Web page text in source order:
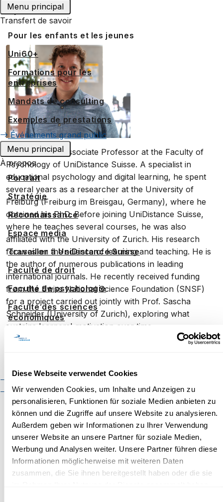
Diese Webseite verwendet Cookies
Wir verwenden Cookies, um Inhalte und Anzeigen zu
personalisieren, Funktionen für soziale Medien anbieten zu
können und die Zugriffe auf unsere Website zu analysieren.
Außerdem geben wir Informationen zu Ihrer Verwendung
unserer Website an unsere Partner für soziale Medien,
Werbung und Analysen weiter. Unsere Partner führen diese
Informationen möglicherweise mit weiteren Daten
zusammen, die Sie ihnen bereitgestellt haben oder die sie
Menu principal
Transfert de savoir
Pour les enfants et les jeunes
Uni60+
Formations pour les
entreprises
Mandats de consulting
Exemples de prestations
Événements grand public
Menu principal
À propos
Portrait
Stratégie
Reconnaissance
Espace media
Travailler à UniDistance Suisse
Faculté de droit
Faculté de psychologie
Faculté des sciences
économiques
Faculté d'histoire
Contact
Speaker
Tino Endres is Associate Professor at the Faculty of
Psychology of UniDistance Suisse. A specialist in
educational psychology and digital learning, he spent
several years as a researcher at the University of
Freiburg (Freiburg im Breisgau, Germany), where he
obtained his PhD. Before joining UniDistance Suisse,
where he teaches several courses, he was also
affiliated with the University of Zurich. His research
focuses on the science of learning and teaching. He is
the author of numerous publications in leading
international journals. He recently received funding
from the Swiss National Science Foundation (SNSF)
for a project carried out jointly with Prof. Sascha
Schneider (University of Zurich), exploring what
sustains learners' motivation over time.
Prénom* Nom *
E-Mail*
Confirmez votre E-mail*